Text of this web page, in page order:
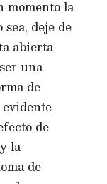
momento la
sea, deje de
abierta
una
de
de
la
de